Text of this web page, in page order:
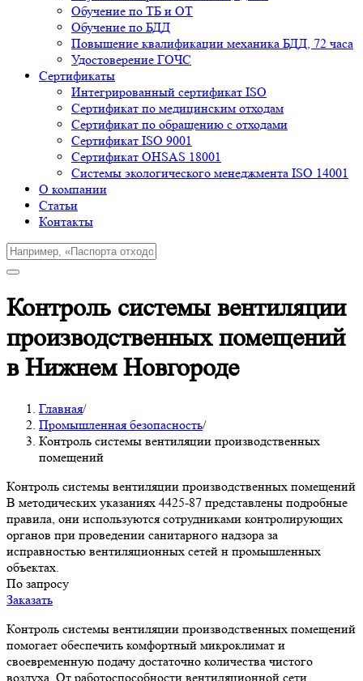
Обучение по ТБ и ОТ
Обучение по БДД
Повышение квалификации механика БДД, 72 часа
Удостоверение ГОЧС
Сертификаты
Интегрированный сертификат ISO
Cертификат по медицинским отходам
Сертификат по обращению с отходами
Сертификат ISO 9001
Сертификат OHSAS 18001
Системы экологического менеджмента ISO 14001
О компании
Cтатьи
Контакты
Контроль системы вентиляции
производственных помещений
в Нижнем Новгороде
Главная/
Промышленная безопасность/
Контроль системы вентиляции производственных
помещений
Контроль системы вентиляции производственных помещений
В методических указаниях 4425-87 представлены подробные
правила, они используются сотрудниками контролирующих
органов при проведении санитарного надзора за
исправностью вентиляционных сетей н промышленных
объектах.
По запросу
Заказать
Контроль системы вентиляции производственных помещений
помогает обеспечить комфортный микроклимат и
своевременную подачу достаточно количества чистого
воздуха. От работоспособности вентиляционной сети